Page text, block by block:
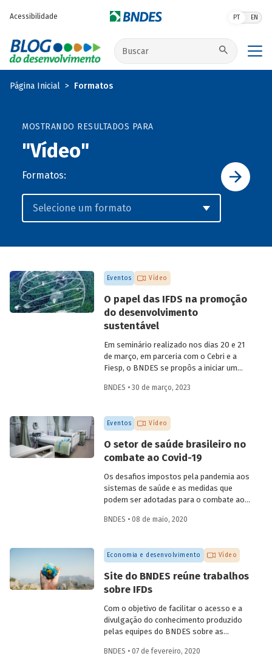
Acessibilidade PT EN
Buscar no site
Página Inicial Formatos
MOSTRANDO RESULTADOS PARA
"Vídeo"
Formatos:
Eventos Vídeo
O papel das IFDS na promoção
do desenvolvimento
sustentável
Em seminário realizado nos dias 20 e 21
de março, em parceria com o Cebri e a
Fiesp, o BNDES se propôs a iniciar um
principais questões do desenvolvimento
internacionais e representantes de
governo e da área acadêmica no Brasil.
Um dos temas abordados foi como o
Estado e as instituições financeiras de
desenvolvimento (IFD) podem atuar para
promover uma retomada do crescimento
em bases sustentáveis, com foco na
inclusão social.
BNDES • 30 de março, 2023
Eventos Vídeo
O setor de saúde brasileiro no
combate ao Covid-19
Os desafios impostos pela pandemia aos
sistemas de saúde e as medidas que
podem ser adotadas para o combate ao
por especialistas da área de saúde, em
quarta, dia 6 de maio. A conversa,
transmitida pelo YouTube do Banco,
contou com participações do
coordenador de ações de prospecção da
Fiocruz, Carlos Gadelha, do diretor-
adjunto da Organização Pan-Americana
de Saúde (Opas), Jarbas Barbosa, e com o
presidente do Fórum Inovação Saúde,
Josier Vilar.
BNDES • 08 de maio, 2020
Economia e desenvolvimento Vídeo
Site do BNDES reúne trabalhos
sobre IFDs
Com o objetivo de facilitar o acesso e a
divulgação do conhecimento produzido
pelas equipes do BNDES sobre as
desenvolvimento (IFD), todos os artigos
BNDES • 07 de fevereiro, 2020